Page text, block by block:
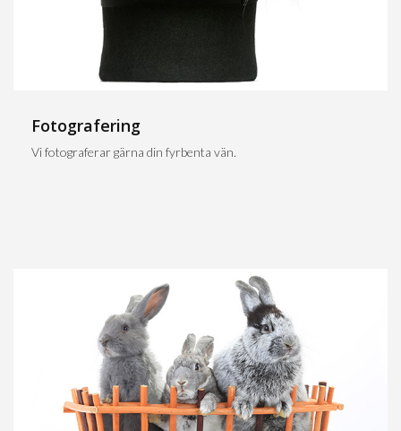
Fotografering
Vi fotograferar gärna din fyrbenta vän.